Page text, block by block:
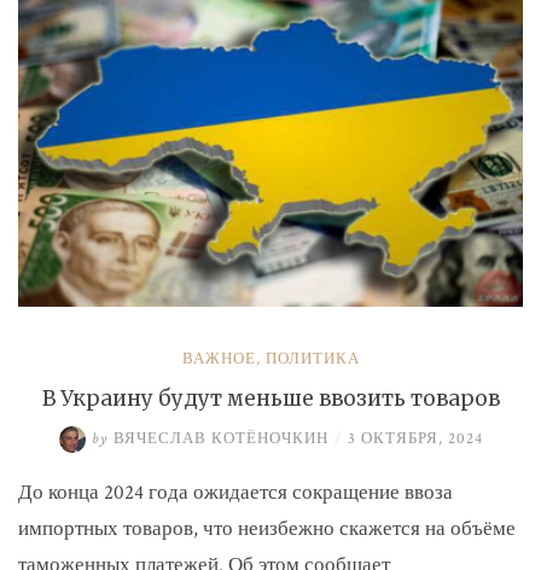
ВАЖНОЕ, ПОЛИТИКА
В Украину будут меньше ввозить товаров
by ВЯЧЕСЛАВ КОТЁНОЧКИН / 3 ОКТЯБРЯ, 2024
До конца 2024 года ожидается сокращение ввоза
импортных товаров, что неизбежно скажется на объёме